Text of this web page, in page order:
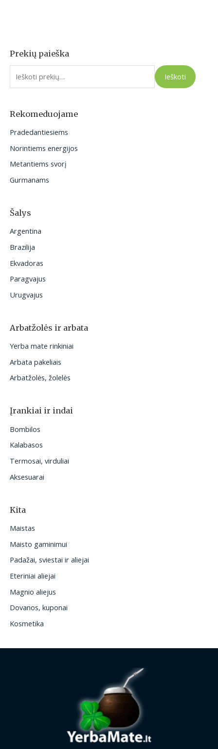
Prekių paieška
I
e
o
:
Ieškoti
Rekomeduojame
Pradedantiesiems
Norintiems energijos
Metantiems svorį
Gurmanams
Šalys
Argentina
Brazilija
Ekvadoras
Paragvajus
Urugvajus
Arbatžolės ir arbata
Yerba mate rinkiniai
Arbata pakeliais
Arbatžolės, žolelės
Įrankiai ir indai
Bombilos
Kalabasos
Termosai, virduliai
Aksesuarai
Kita
Maistas
Maisto gaminimui
Padažai, sviestai ir aliejai
Eteriniai aliejai
Magnio aliejus
Dovanos, kuponai
Kosmetika